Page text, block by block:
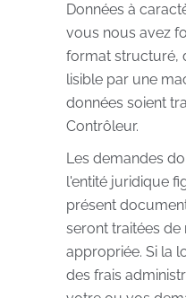
Données à
vous nous avez
format structuré,
lisible par une
données soient
Contrôleur.
Les demandes
l'entité juridique
présent
seront traitées de
appropriée. Si la
des frais